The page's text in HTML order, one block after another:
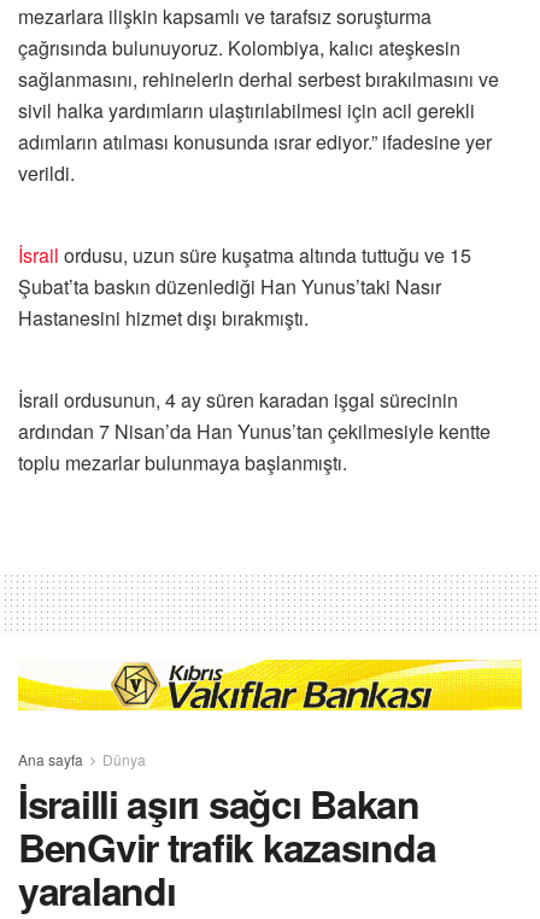
mezarlara ilişkin kapsamlı ve tarafsız soruşturma
çağrısında bulunuyoruz. Kolombiya, kalıcı ateşkesin
sağlanmasını, rehinelerin derhal serbest bırakılmasını ve
sivil halka yardımların ulaştırılabilmesi için acil gerekli
adımların atılması konusunda ısrar ediyor.” ifadesine yer
verildi.
İsrail ordusu, uzun süre kuşatma altında tuttuğu ve 15
Şubat’ta baskın düzenlediği Han Yunus’taki Nasır
Hastanesini hizmet dışı bırakmıştı.
İsrail ordusunun, 4 ay süren karadan işgal sürecinin
ardından 7 Nisan’da Han Yunus’tan çekilmesiyle kentte
toplu mezarlar bulunmaya başlanmıştı.
Ana sayfa Dünya
İsrailli aşırı sağcı Bakan
BenGvir trafik kazasında
yaralandı